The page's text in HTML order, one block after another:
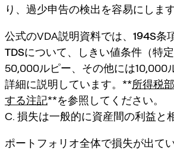
り、過少申告の検出を容易にします
公式のVDA説明資料では、 194S条
TDSについて、しきい値条件（特
50,000ルピー、その他には10,000
詳細に説明しています。**所得税
する注記**を参照してください。
C. 損失は一般的に資産間の利益と
ポートフォリオ全体で損失が出て